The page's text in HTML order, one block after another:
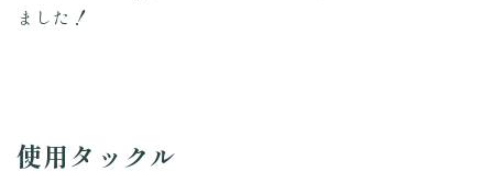
ました！
使用タックル